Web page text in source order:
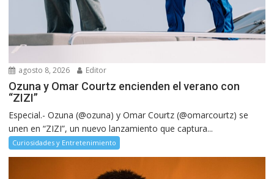
agosto 8, 2026 Editor
Ozuna y Omar Courtz encienden el verano con
“ZIZI”
Especial.- Ozuna (@ozuna) y Omar Courtz (@omarcourtz) se
unen en “ZIZI”, un nuevo lanzamiento que captura...
Curiosidades y Entretenimiento